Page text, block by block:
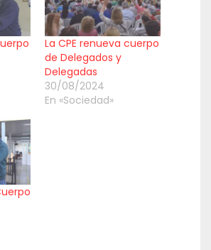
La CPE renueva cuerpo
de Delegados y
Delegadas
30/08/2024
En «Sociedad»